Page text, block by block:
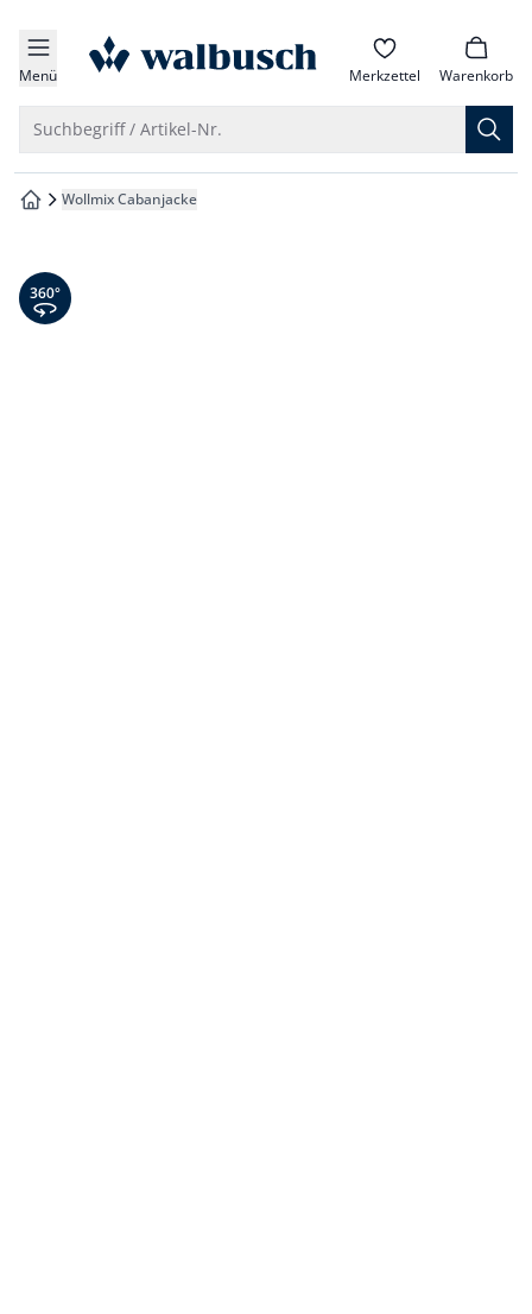
springen
springen
springen
springen
Menü zur Startseite Merkzettel Warenkorb
Suchbegriff / Artikel-Nr.
zur Startseite
Wollmix Cabanjacke
360° Ansicht